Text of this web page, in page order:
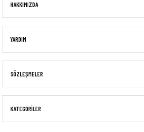
HAKKIMIZDA
YARDIM
SÖZLEŞMELER
KATEGORİLER